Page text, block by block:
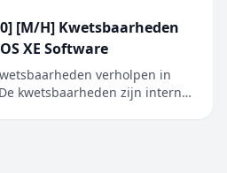
[M/H] Kwetsbaarheden
XE Software
verholpen in
kwetsbaarheden zijn intern